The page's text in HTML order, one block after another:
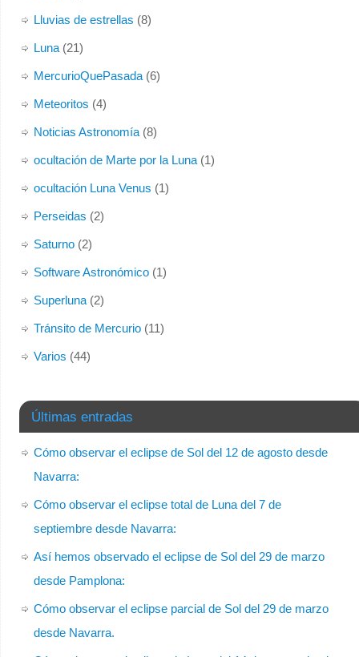
Lluvias de estrellas (8)
Luna(21)
MercurioQuePasada(6)
Meteoritos (4)
Noticias Astronomía(8)
ocultación de Marte por la Luna(1)
ocultación Luna Venus (1)
Perseidas (2)
Saturno(2)
Software Astronómico(1)
Superluna(2)
Tránsito de Mercurio(11)
Varios (44)
Últimas entradas
Cómo observar el eclipse de Sol del 12 de agosto desde
Navarra:
Cómo observar el eclipse total de Luna del 7 de
septiembre desde Navarra:
Así hemos observado el eclipse de Sol del 29 de marzo
desde Pamplona:
Cómo observar el eclipse parcial de Sol del 29 de marzo
desde Navarra.